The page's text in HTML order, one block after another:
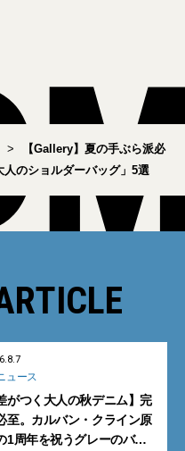
【Gallery】夏の手ぶら派必
のショルダーバッグ」5選
ュース
がつく大人の秋デニム】完
至。カルバン・クライン原
1周年を祝うグレーのバ